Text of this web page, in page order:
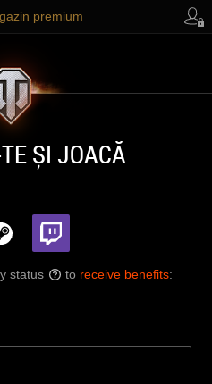
premium
ȘI JOACĂ
status ? to receive benefits: